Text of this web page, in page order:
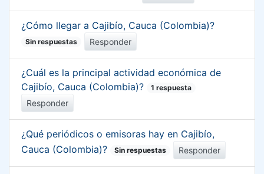
¿Cómo llegar a Cajibío, Cauca (Colombia)?
Sin respuestas Responder
¿Cuál es la principal actividad económica de
Cajibío, Cauca (Colombia)?
1 respuesta
Responder
¿Qué periódicos o emisoras hay en Cajibío,
Cauca (Colombia)?
Sin respuestas Responder